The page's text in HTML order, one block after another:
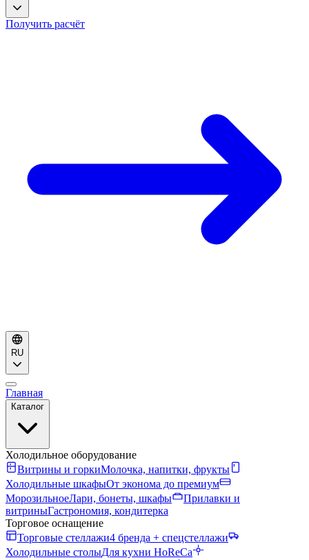
Получить расчёт
RU
Главная
Каталог
Холодильное оборудование
Витрины и горкиМолочка, напитки, фрукты
Холодильные шкафыОт эконома до премиум
МорозильноеЛари, бонеты, шкафы
Прилавки и
витриныГастрономия, кондитерка
Торговое оснащение
Торговые стеллажи4 бренда + спецстеллажи
Холодильные столыДля кухни HoReCa